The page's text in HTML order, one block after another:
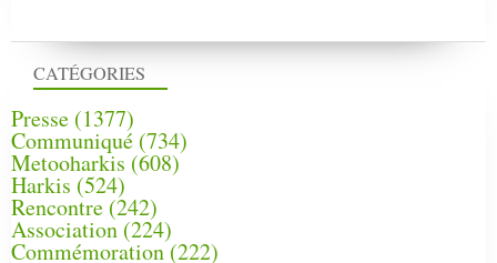
CATÉGORIES
Presse (1377)
Communiqué (734)
Metooharkis (608)
Harkis (524)
Rencontre (242)
Association (224)
Commémoration(222)